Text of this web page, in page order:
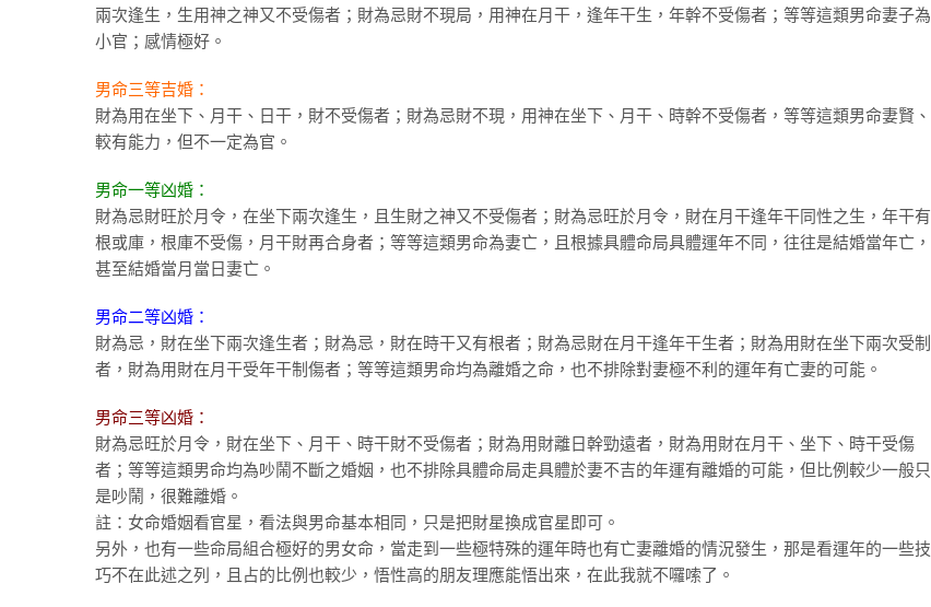
兩次逢生，生用神之神又不受傷者；財為忌財不現局，用神在月干，逢年干生，年幹不受傷者；等等這類男命妻子為
小官；感情極好。
男命三等吉婚：
財為用在坐下、月干、日干，財不受傷者；財為忌財不現，用神在坐下、月干、時幹不受傷者，等等這類男命妻賢、
較有能力，但不一定為官。
男命一等凶婚：
財為忌財旺於月令，在坐下兩次逢生，且生財之神又不受傷者；財為忌旺於月令，財在月干逢年干同性之生，年干有
根或庫，根庫不受傷，月干財再合身者；等等這類男命為妻亡，且根據具體命局具體運年不同，往往是結婚當年亡，
甚至結婚當月當日妻亡。
男命二等凶婚：
財為忌，財在坐下兩次逢生者；財為忌，財在時干又有根者；財為忌財在月干逢年干生者；財為用財在坐下兩次受制
者，財為用財在月干受年干制傷者；等等這類男命均為離婚之命，也不排除對妻極不利的運年有亡妻的可能。
男命三等凶婚：
財為忌旺於月令，財在坐下、月干、時干財不受傷者；財為用財離日幹勁遠者，財為用財在月干、坐下、時干受傷
者；等等這類男命均為吵鬧不斷之婚姻，也不排除具體命局走具體於妻不吉的年運有離婚的可能，但比例較少一般只
是吵鬧，很難離婚。
註：女命婚姻看官星，看法與男命基本相同，只是把財星換成官星即可。
另外，也有一些命局組合極好的男女命，當走到一些極特殊的運年時也有亡妻離婚的情況發生，那是看運年的一些技
巧不在此述之列，且占的比例也較少，悟性高的朋友理應能悟出來，在此我就不囉嗦了。